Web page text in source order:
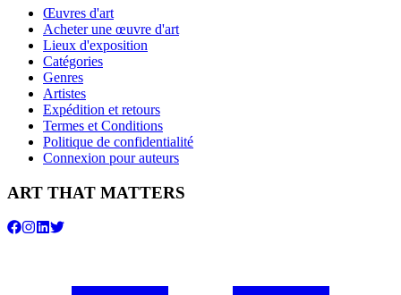
Œuvres d'art
Acheter une œuvre d'art
Lieux d'exposition
Catégories
Genres
Artistes
Expédition et retours
Termes et Conditions
Politique de confidentialité
Connexion pour auteurs
ART THAT MATTERS